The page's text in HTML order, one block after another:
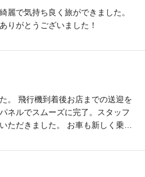
麗で気持ち良く旅ができました。
りがとうございました！
。 飛行機到着後お店までの送迎を
ネルでスムーズに完了。スタッフ
ただきました。 お車も新しく乗り
島の旅ができました。 ありがとう
ばお願いしたいです。